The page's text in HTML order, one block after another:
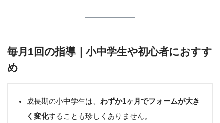
毎月1回の指導｜小中学生や初心者におすす
め
成長期の小中学生は、わずか1ヶ月でフォームが大き
く変化することも珍しくありません。